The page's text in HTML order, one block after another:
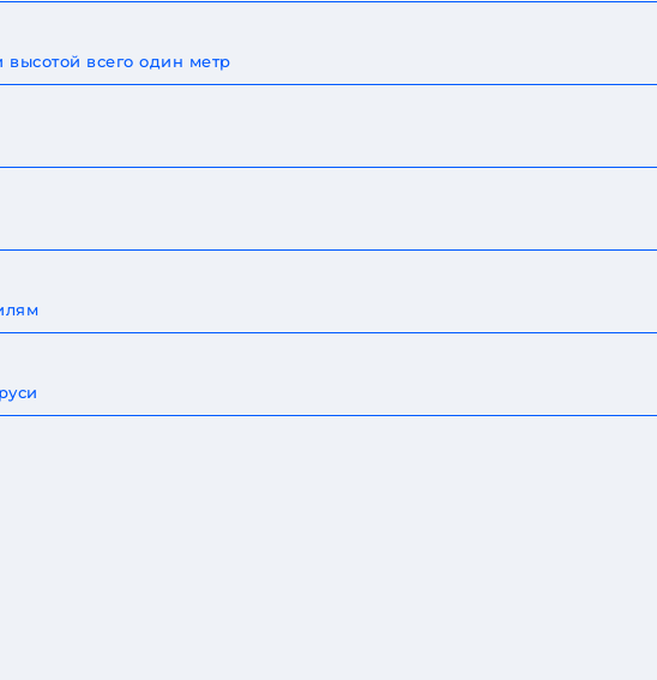
всего один метр